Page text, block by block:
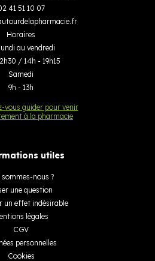
41 51 10 07
Horaires
au vendredi
/ 14h - 19h15
Samedi
9h - 13h
vous guider pour venir
à la pharmacie
utiles
sommes-nous ?
une question
un effet indésirable
légales
CGV
personnelles
Cookies